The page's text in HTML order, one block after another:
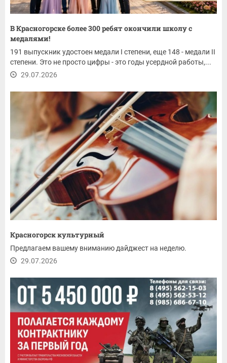
В Красногорске более 300 ребят окончили школу с
медалями!
191 выпускник удостоен медали I степени, еще 148 - медали II
степени. Это не просто цифры - это годы усердной работы,...
29.07.2026
Красногорск культурный
Предлагаем вашему вниманию дайджест на неделю.
29.07.2026